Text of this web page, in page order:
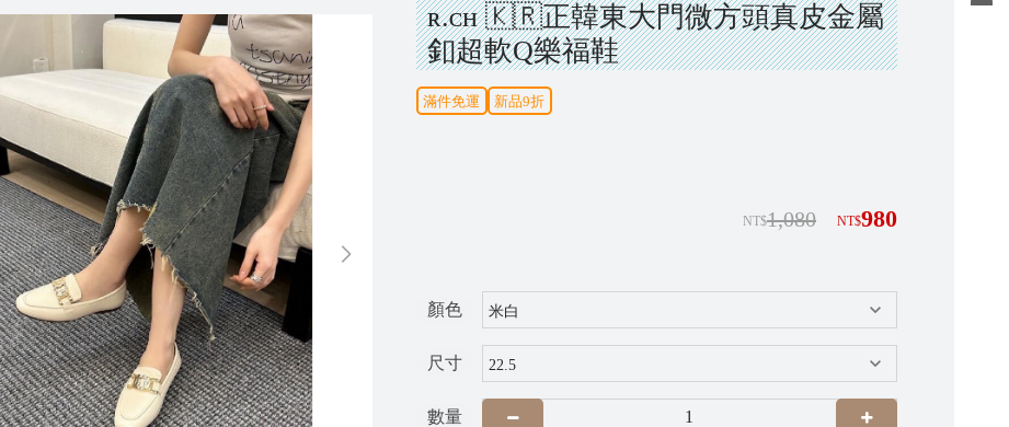
ʀ.ᴄʜ 🇰🇷正韓東大門微方頭真皮金屬
釦超軟Q樂福鞋
滿件免運 新品9折
NT$1,080 NT$980
顏色
尺寸
數量